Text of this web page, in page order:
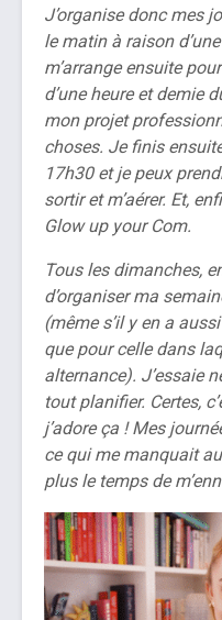
J’organise donc mes
le matin à raison
m’arrange ensuite
d’une heure et demie
mon projet
choses. Je finis
17h30 et je peux
sortir et m’aérer. Et,
Glow up your Com.
Tous les dimanches,
d’organiser ma
(même s’il y en a
que pour celle dans
alternance). J’essaie
tout planifier. Certes,
j’adore ça ! Mes
ce qui me manquait
plus le temps de